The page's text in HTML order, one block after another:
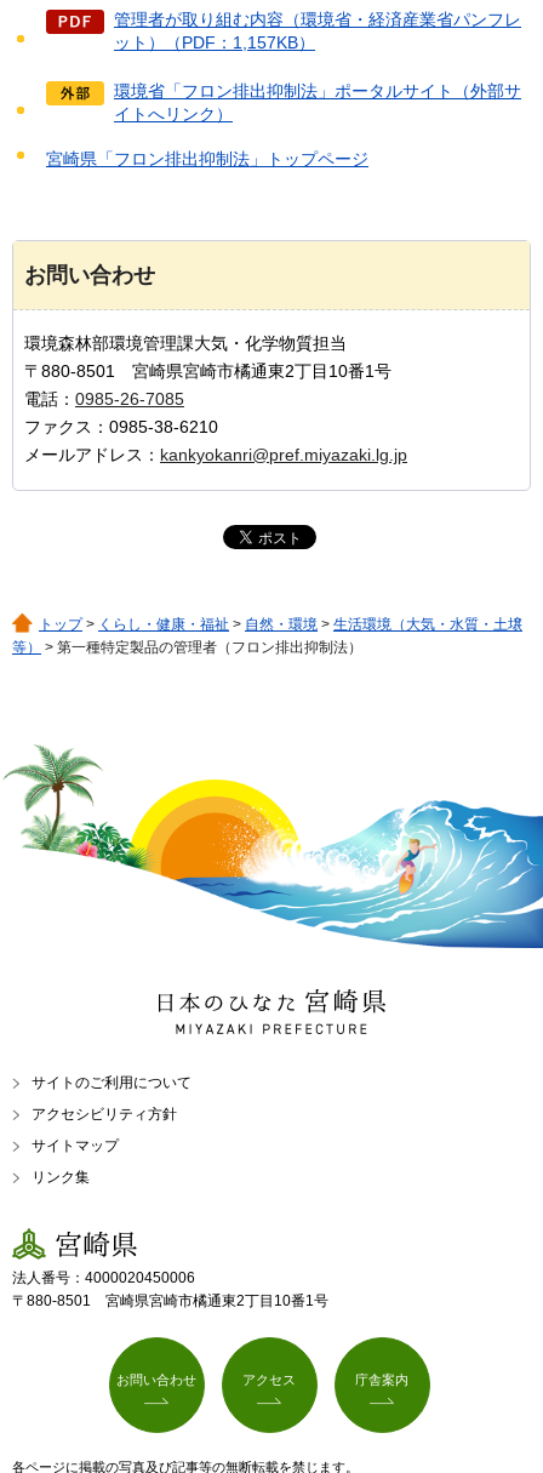
管理者が取り組む内容（環境省・経済産業省パンフレ
ット）（PDF：1,157KB）
環境省「フロン排出抑制法」ポータルサイト（外部サ
イトへリンク）
宮崎県「フロン排出抑制法」トップページ
お問い合わせ
環境森林部環境管理課大気・化学物質担当
〒880-8501 宮崎県宮崎市橘通東2丁目10番1号
電話： 0985-26-7085
ファクス：0985-38-6210
メールアドレス： kankyokanri@pref.miyazaki.lg.jp
トップ> くらし・健康・福祉 > 自然・環境 > 生活環境（大気・水質・土壌
等）
> 第一種特定製品の管理者（フロン排出抑制法）
日本のひなた 宮崎県
MIYAZAKI PREFECTURE
サイトのご利用について
アクセシビリティ方針
サイトマップ
リンク集
宮崎県
法人番号：4000020450006
〒880-8501 宮崎県宮崎市橘通東2丁目10番1号
お問い合わせ アクセス 庁舎案内
各ページに掲載の写真及び記事等の無断転載を禁じます。